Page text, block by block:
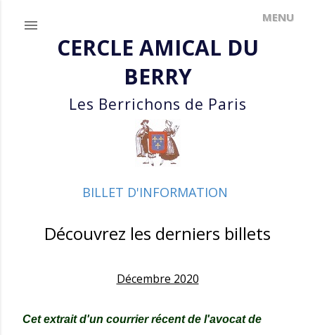
CERCLE AMICAL DU
BERRY
Les Berrichons de Paris
BILLET D'INFORMATION
Découvrez les derniers billets
Décembre 2020
Cet extrait d'un courrier récent de l'avocat de